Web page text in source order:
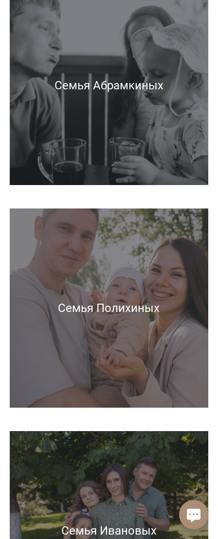
Семья Абрамкиных
Семья Полихиных
Семья Ивановых